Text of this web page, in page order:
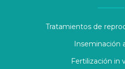
Tratamientos de
Inseminación
Fertilización in